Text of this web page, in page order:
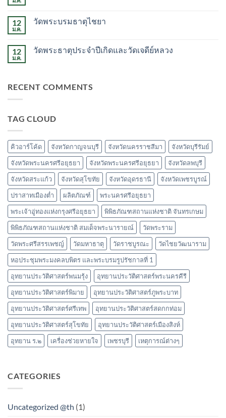
สวี
บน
วรมหาวิหาร
12
ม.ค.
วัดพระบรมธาตุไชยา
บน
12
ม.ค.
วัดพระธาตุประจำปีเกิดและวัดเจดีย์หลวง
วัด
เกิด
เจดีย์
หลวง
RECENT COMMENTS
TAG CLOUD
คิวอาร์โค้ด จังหวัดกาญจนบุรี จังหวัดนครราชสีมา
จังหวัดบุรีรัมย์
จังหวัดพระนครศรีอยุธยา
จังหวัดพระนครศรีอยุธยา
จังหวัดลพบุรี
จังหวัดสระแก้ว
จังหวัดสุโขทัย จังหวัดอุดรธานี
จังหวัดเพชรบูรณ์
ปราสาทเมืองต่ำ
ผลิตภัณฑ์
พระนครศรีอยุธยา
พระเจ้าอู่ทองแห่งกรุงศรีอยุธยา
พิพิธภัณฑสถานแห่งชาติ จันทรเกษม
พิพิธภัณฑสถานแห่งชาติ สมเด็จพระนารายณ์
วัดพระราม
วัดพระศรีสรรเพชญ์
วัดมหาธาตุ วัดราชบูรณะ
วัดไชยวัฒนาราม
หอประชุมพระมงคลบพิตร และพระบรมรูปรัชกาลที่ 1
อุทยานประวัติศาสตร์พนมรุ้ง
อุทยานประวัติศาสตร์พระนครคีรี
อุทยานประวัติศาสตร์พิมาย
อุทยานประวัติศาสตร์ภูพระบาท
อุทยานประวัติศาสตร์ศรีเทพ
อุทยานประวัติศาสตร์สดกกท่อม
อุทยานประวัติศาสตร์สุโขทัย
อุทยานประวัติศาสตร์เมืองสิงห์
อุทยาน ร.๒
เครื่องช่วยหายใจ เพชรบุรี เหตุการณ์ต่างๆ
CATEGORIES
Uncategorized @th (1)